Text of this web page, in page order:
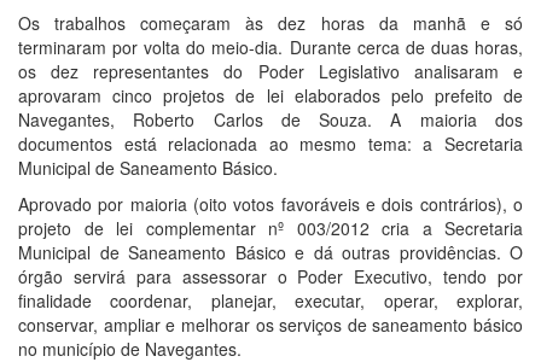
Os trabalhos começaram às dez horas da manhã e só
terminaram por volta do meio-dia. Durante cerca de duas horas,
os dez representantes do Poder Legislativo analisaram e
aprovaram cinco projetos de lei elaborados pelo prefeito de
Navegantes, Roberto Carlos de Souza. A maioria dos
documentos está relacionada ao mesmo tema: a Secretaria
Municipal de Saneamento Básico.
Aprovado por maioria (oito votos favoráveis e dois contrários), o
projeto de lei complementar nº 003/2012 cria a Secretaria
Municipal de Saneamento Básico e dá outras providências. O
órgão servirá para assessorar o Poder Executivo, tendo por
finalidade coordenar, planejar, executar, operar, explorar,
conservar, ampliar e melhorar os serviços de saneamento básico
no município de Navegantes.